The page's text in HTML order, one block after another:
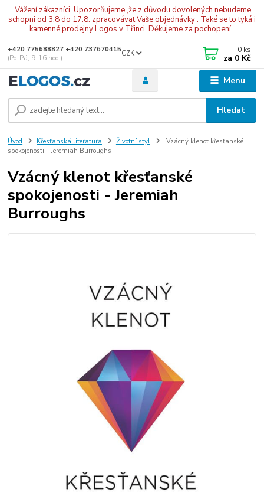
.Vážení zákazníci, Upozorňujeme ,že z důvodu dovolených nebudeme
schopni od 3.8 do 17.8. zpracovávat Vaše objednávky . Také se to tyká i
kamenné prodejny Logos v Třinci. Děkujeme za pochopení .
Menu
CZK
Hledat
+420 775688827 +420 737670415
(Po-Pá, 9-16 hod.)
0 ks
za 0 Kč
Úvod Křesťanská literatura Životní styl
Vzácný klenot křesťanské
spokojenosti - Jeremiah Burroughs
Vzácný klenot křesťanské
spokojenosti - Jeremiah
Burroughs